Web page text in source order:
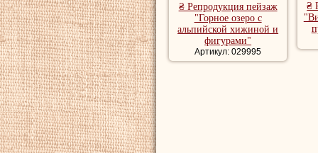
₴ Репродукция пейзаж
"Горное озеро с
альпийской хижиной и
фигурами"
Артикул: 029995
₴